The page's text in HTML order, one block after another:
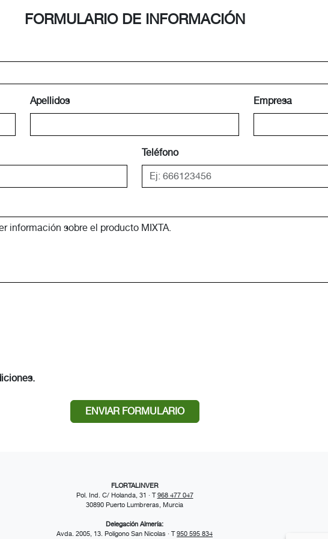
FORMULARIO DE INFORMACIÓN
Apellidos Empresa
Teléfono
ENVIAR FORMULARIO
FLORTALINVER
Pol. Ind. C/ Holanda, 31 · T968 477 047
30890 Puerto Lumbreras, Murcia
Delegación Almería:
Avda. 2005, 13. Polígono San Nicolas · T950 595 834